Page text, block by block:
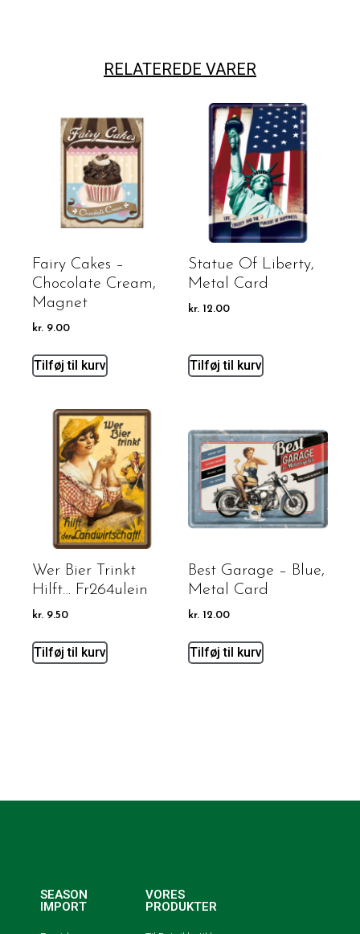
RELATEREDE VARER
Fairy Cakes –
Chocolate Cream,
Magnet
kr. 9.00
Tilføj til kurv
Statue Of Liberty,
Metal Card
kr. 12.00
Tilføj til kurv
Wer Bier Trinkt
Hilft… Fr264ulein
kr. 9.50
Tilføj til kurv
Best Garage – Blue,
Metal Card
kr. 12.00
Tilføj til kurv
SEASON
IMPORT
VORES
PRODUKTER